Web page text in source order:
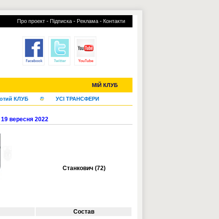
Про проект - Підписка - Реклама - Контакти
МІЙ КЛУБ
КЛУБ УСІ ТРАНСФЕРИ
19 вересня 2022
Станкович (72)
Состав